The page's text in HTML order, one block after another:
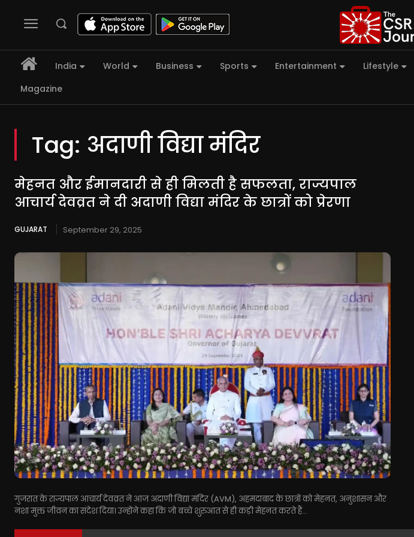
India World Business Sports Entertainment Lifestyle
Magazine
Tag: अदाणी विद्या मंदिर
मेहनत और ईमानदारी से ही मिलती है सफलता, राज्यपाल
आचार्य देवव्रत ने दी अदाणी विद्या मंदिर के छात्रों को प्रेरणा
GUJARAT September 29, 2025
गुजरात के राज्यपाल आचार्य देवव्रत ने आज अदाणी विद्या मंदिर (AVM), अहमदाबाद के छात्रों को मेहनत, अनुशासन और
नशा मुक्त जीवन का संदेश दिया। उन्होंने कहा कि जो बच्चे शुरुआत से ही कड़ी मेहनत करते हैं...